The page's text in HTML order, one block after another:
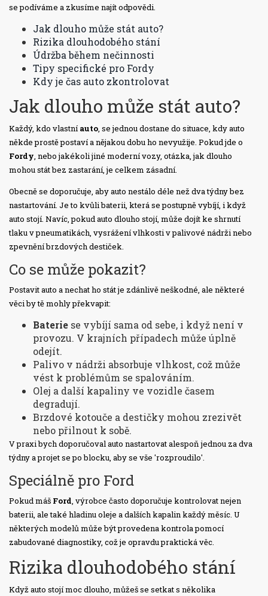
se podíváme a zkusíme najít odpovědi.
Jak dlouho může stát auto?
Rizika dlouhodobého stání
Údržba během nečinnosti
Tipy specifické pro Fordy
Kdy je čas auto zkontrolovat
Jak dlouho může stát auto?
Každý, kdo vlastní auto, se jednou dostane do situace, kdy auto
někde prostě postaví a nějakou dobu ho nevyužije. Pokud jde o
Fordy, nebo jakékoli jiné moderní vozy, otázka, jak dlouho
mohou stát bez zastarání, je celkem zásadní.
Obecně se doporučuje, aby auto nestálo déle než dva týdny bez
nastartování. Je to kvůli baterii, která se postupně vybíjí, i když
auto stojí. Navíc, pokud auto dlouho stojí, může dojít ke shrnutí
tlaku v pneumatikách, vysrážení vlhkosti v palivové nádrži nebo
zpevnění brzdových destiček.
Co se může pokazit?
Postavit auto a nechat ho stát je zdánlivě neškodné, ale některé
věci by tě mohly překvapit:
Baterie se vybíjí sama od sebe, i když není v
provozu. V krajních případech může úplně
odejít.
Palivo v nádrži absorbuje vlhkost, což může
vést k problémům se spalováním.
Olej a další kapaliny ve vozidle časem
degradují.
Brzdové kotouče a destičky mohou zrezivět
nebo přilnout k sobě.
V praxi bych doporučoval auto nastartovat alespoň jednou za dva
týdny a projet se po blocku, aby se vše 'rozproudilo'.
Speciálně pro Ford
Pokud máš Ford, výrobce často doporučuje kontrolovat nejen
baterii, ale také hladinu oleje a dalších kapalin každý měsíc. U
některých modelů může být provedena kontrola pomocí
zabudované diagnostiky, což je opravdu praktická věc.
Rizika dlouhodobého stání
Když auto stojí moc dlouho, můžeš se setkat s několika